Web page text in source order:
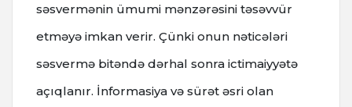
səsvermənin ümumi mənzərəsini təsəvvür
etməyə imkan verir. Çünki onun nəticələri
səsvermə bitəndə dərhal sonra ictimaiyyətə
açıqlanır. İnformasiya və sürət əsri olan